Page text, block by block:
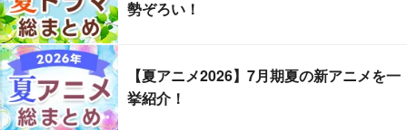
勢ぞろい！
【夏アニメ2026】7月期夏の新アニメを一
挙紹介！